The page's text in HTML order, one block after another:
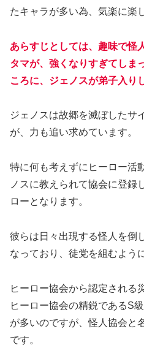
たキャラが多い為、気楽に楽
あらすじとしては、趣味で怪
タマが、強くなりすぎてしま
ころに、ジェノスが弟子入り
ジェノスは故郷を滅ぼしたサ
が、力も追い求めています。
特に何も考えずにヒーロー活
ノスに教えられて協会に登録
ローとなります。
彼らは日々出現する怪人を倒
なっており、徒党を組むよう
ヒーロー協会から認定される
ヒーロー協会の精鋭であるS
が多いのですが、怪人協会と
です。